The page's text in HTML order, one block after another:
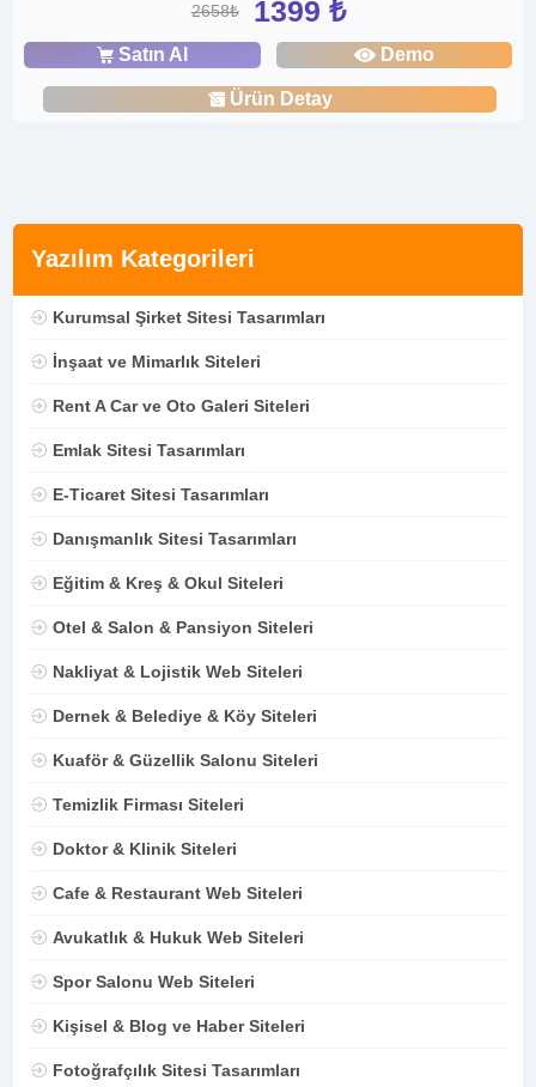
Yazılım Kategorileri
Kurumsal Şirket Sitesi Tasarımları
İnşaat ve Mimarlık Siteleri
Rent A Car ve Oto Galeri Siteleri
Emlak Sitesi Tasarımları
E-Ticaret Sitesi Tasarımları
Danışmanlık Sitesi Tasarımları
Eğitim & Kreş & Okul Siteleri
Otel & Salon & Pansiyon Siteleri
Nakliyat & Lojistik Web Siteleri
Dernek & Belediye & Köy Siteleri
Kuaför & Güzellik Salonu Siteleri
Temizlik Firması Siteleri
Doktor & Klinik Siteleri
Cafe & Restaurant Web Siteleri
Avukatlık & Hukuk Web Siteleri
Spor Salonu Web Siteleri
Kişisel & Blog ve Haber Siteleri
Fotoğrafçılık Sitesi Tasarımları
2658₺ 1399 ₺
Satın Al Demo
Ürün Detay